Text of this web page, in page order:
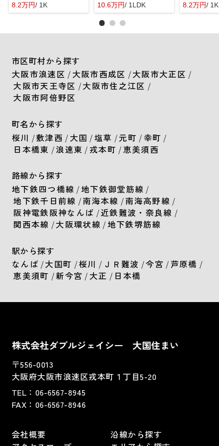
8.2万円/ 1K
10.6万円/ 1LDK 8.2万円/ 1K
市区町村から探す
大阪市浪速区 / 大阪市西成区 /大阪市大正区 /
大阪市天王寺区 /大阪市住之江区 /
大阪市阿倍野区
町名から探す
桜川 /敷津西 / 大国 /塩草 /元町 / 幸町 /
日本橋東 /浪速東 / 戎本町 / 恵美須西
路線から探す
地下鉄四つ橋線 /地下鉄御堂筋線 /
地下鉄千日前線 /南海本線 /南海高野線 /
阪神電鉄阪神なんば /近鉄難波・奈良線 /
関西本線 /大阪環状線 /地下鉄堺筋線
駅から探す
なんば /大国町 /桜川 / ＪＲ難波 /今宮 / 芦原橋 /
恵美須町 /新今宮 / 大正 / 日本橋
株式会社ダブルジェイシー 大国住まい
〒556-0013
大阪府大阪市浪速区戎本町１丁目5-20
TEL： 06-6567-8945
FAX：06-6567-8946
会社概要
沿線から探す